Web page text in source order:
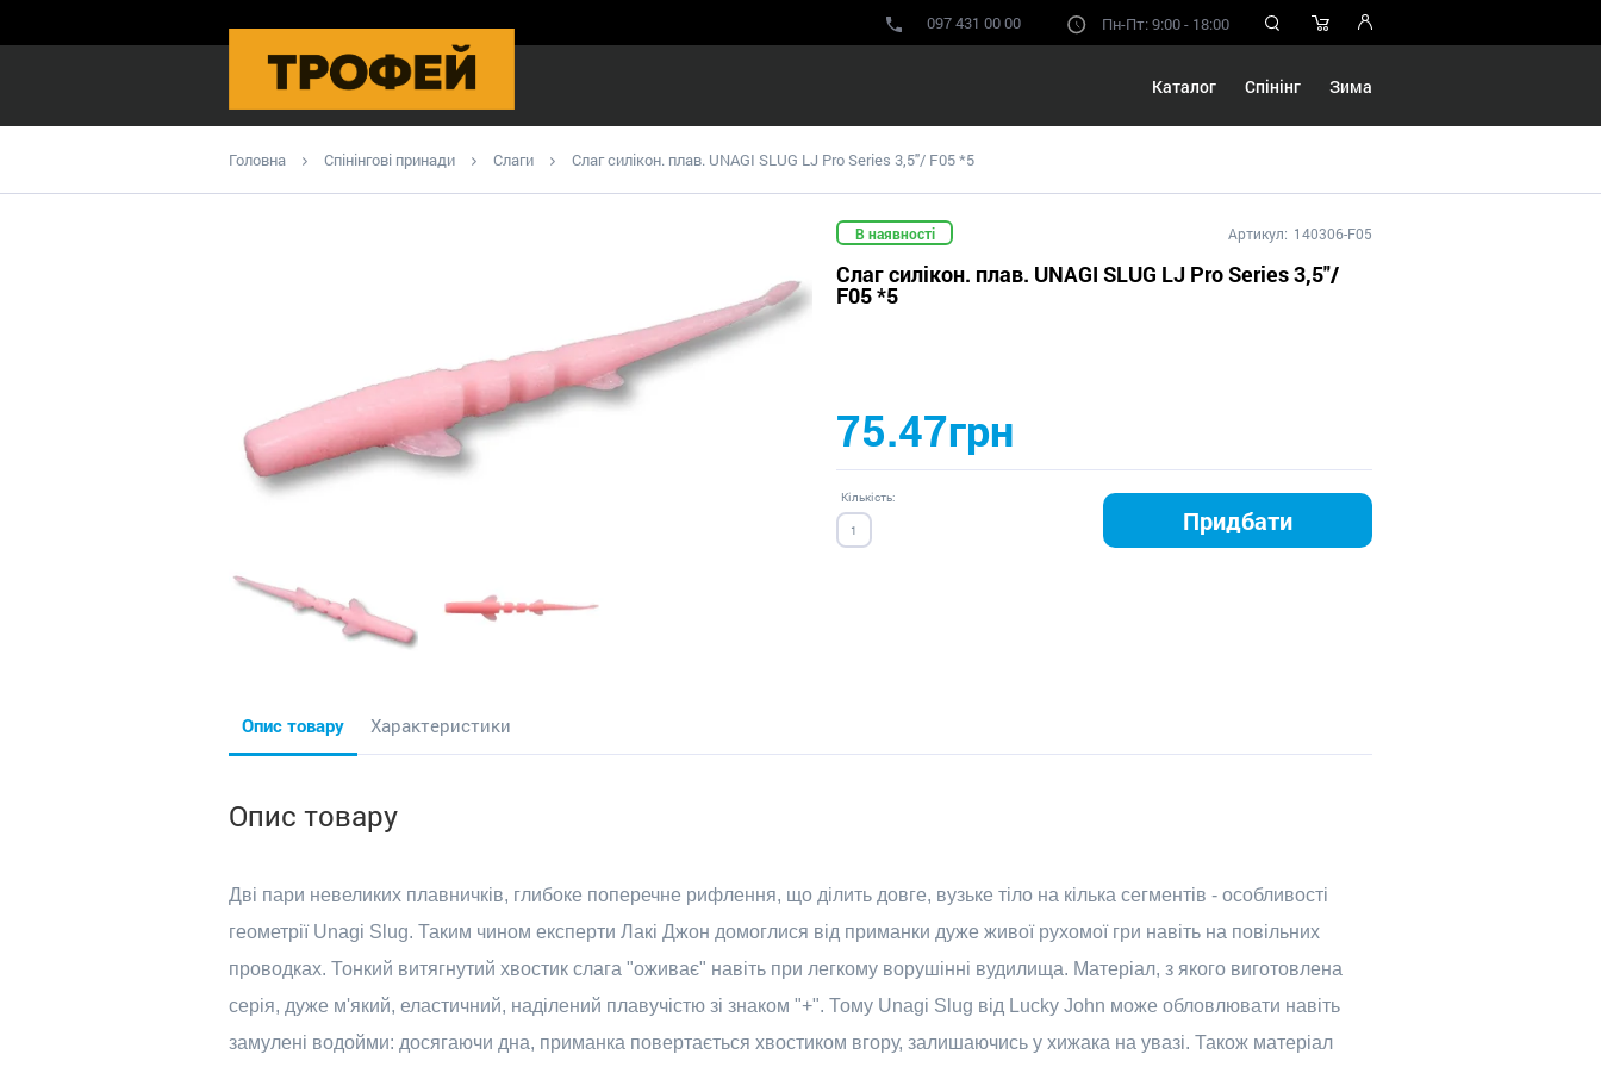
097 431 00 00 Пн-Пт: 9:00 - 18:00
Каталог Спінінг Зима
Головна Спінінгові принади Слаги Слаг силікон. плав. UNAGI SLUG LJ Pro Series 3,5"/ F05 *5
В наявності Артикул: 140306-F05
Слаг силікон. плав. UNAGI SLUG LJ Pro Series 3,5"/
F05 *5
75.47грн
Кількість:
Придбати
Опис товару Характеристики
Опис товару
Дві пари невеликих плавничків, глибоке поперечне рифлення, що ділить довге, вузьке тіло на кілька сегментів - особливості
геометрії Unagi Slug. Таким чином експерти Лакі Джон домоглися від приманки дуже живої рухомої гри навіть на повільних
проводках. Тонкий витягнутий хвостик слага "оживає" навіть при легкому ворушінні вудилища. Матеріал, з якого виготовлена
серія, дуже м'який, еластичний, наділений плавучістю зі знаком "+". Тому Unagi Slug від Lucky John може обловлювати навіть
замулені водойми: досягаючи дна, приманка повертається хвостиком вгору, залишаючись у хижака на увазі. Також матеріал